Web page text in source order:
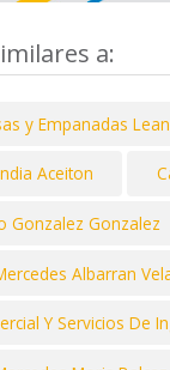
a:
y Empanadas
Aceiton
Gonzalez Gonzalez
Albarran
Y Servicios De